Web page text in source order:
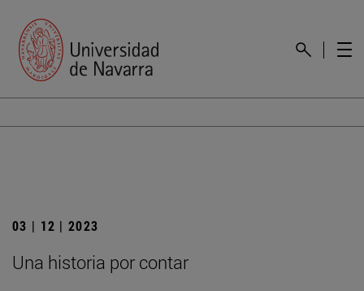
03 | 12 | 2023
Una historia por contar